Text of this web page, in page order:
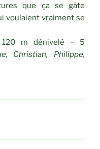
que ça se gâte
voulaient vraiment se
m dénivelé – 5
Christian, Philippe,